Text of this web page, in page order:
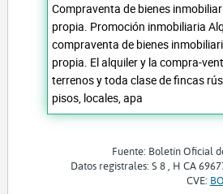
Compraventa de bienes
propia. Promoción inmobiliaria
compraventa de bienes
propia. El alquiler y la compra-
terrenos y toda clase de fincas
pisos, locales, apa
Fuente: Boletín Oficial
Datos registrales: S 8 , H CA
CVE: